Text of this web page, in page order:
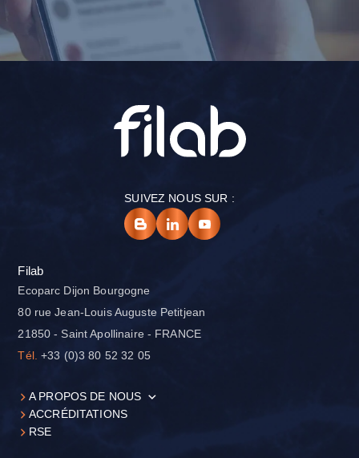
SUIVEZ NOUS SUR :
Filab
Ecoparc Dijon Bourgogne
80 rue Jean-Louis Auguste Petitjean
21850 - Saint Apollinaire - FRANCE
Tél. +33 (0)3 80 52 32 05
A PROPOS DE NOUS
ACCRÉDITATIONS
RSE